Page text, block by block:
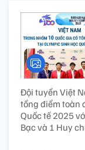
Đội tuyển Việt
tổng điểm toàn
Quốc tế 2025
Bạc và 1 Huy